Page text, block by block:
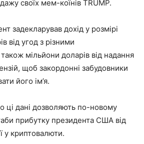
своїх мем-коїнів TRUMP.
задекларував дохід у розмірі
від угод з різними
мільйони доларів від надання
щоб закордонні забудовники
його ім’я.
ці дані дозволяють по-новому
прибутку президента США від
у криптовалюти.